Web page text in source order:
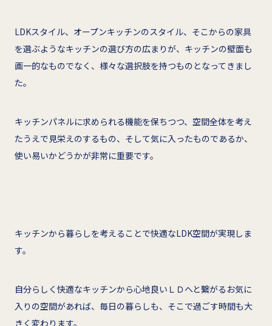
LDKスタイル、オープンキッチンのスタイル、そこからの家具
を選ぶようなキッチンの選び方の広まりが、キッチンの壁面も
画一的なものでなく、様々な選択肢を持つものとなってきまし
た。
キッチンパネルに求められる機能を保ちつつ、空間全体を考え
たうえで見栄えのするもの、そして気に入ったものであるか、
使い易いかどうかが非常に重要です。
キッチンから暮らしを考えることで快適なLDK空間が実現しま
す。
自分らしく快適なキッチンから心地良いＬＤへと繋がるお気に
入りの空間があれば、毎日の暮らしも、そこで過ごす時間も大
きく変わります。